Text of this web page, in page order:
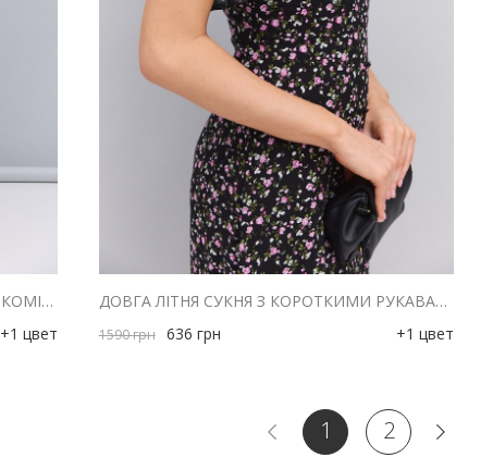
КОРОТКА ЛІТНЯ СУКНЯ З ВІДКЛАДНИМ КОМІРОМ МОЛОЧНА З ЧЕРВОНИМИ КВІТАМИ
+1 цвет
ДОВГА ЛІТНЯ СУКНЯ З КОРОТКИМИ РУКАВАМИ ЧОРНА З РОЖЕВИМИ КВІТАМИ
1590грн 636 грн +1 цвет
1 2